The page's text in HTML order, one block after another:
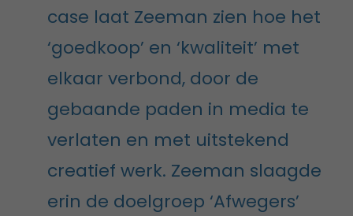
case laat Zeeman zien hoe het
‘goedkoop’ en ‘kwaliteit’ met
elkaar verbond, door de
gebaande paden in media te
verlaten en met uitstekend
creatief werk. Zeeman slaagde
erin de doelgroep ‘Afwegers’